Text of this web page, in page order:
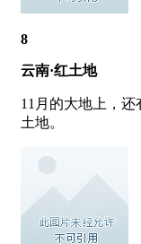
8
云南·红土地
11月的大地上，
土地。